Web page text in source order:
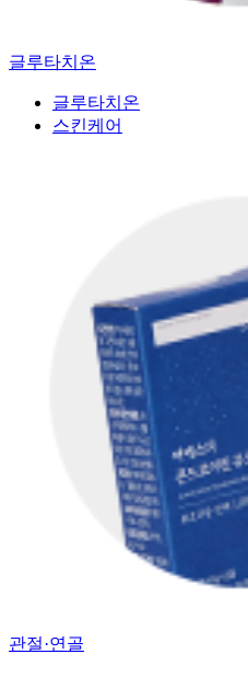
글루타치온
글루타치온
스킨케어
관절·연골